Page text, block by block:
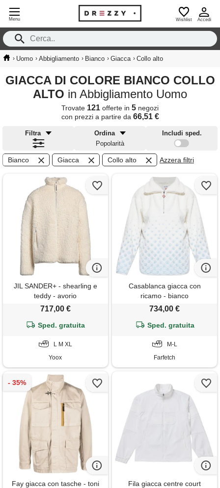
Menu Wishlist Accedi
› Uomo › Abbigliamento › Bianco › Giacca › Collo alto
GIACCA DI COLORE BIANCO COLLO
ALTO in Abbigliamento Uomo
Trovate 121 offerte in 5 negozi
con prezzi a partire da 66,51 €
Filtra
Ordina
Popolarità
Includi sped.
Bianco Giacca Collo alto Azzera filtri
JIL SANDER+ - shearling e
teddy - avorio
717,00 €
Sped. gratuita
L M XL
Yoox
Casablanca giacca con
ricamo - bianco
734,00 €
Sped. gratuita
M-L
Farfetch
Fay giacca con tasche - toni
Fila giacca centre court